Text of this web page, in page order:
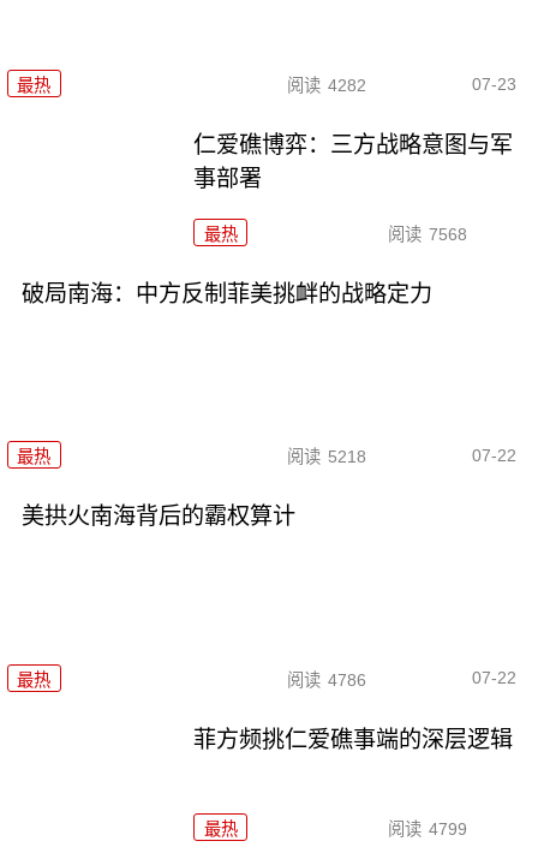
最热 阅读 4282 07-23
仁爱礁博弈：三方战略意图与军
事部署
最热 阅读 7568
破局南海：中方反制菲美挑衅的战略定力
最热 阅读 5218 07-22
美拱火南海背后的霸权算计
最热 阅读 4786 07-22
菲方频挑仁爱礁事端的深层逻辑
最热 阅读 4799